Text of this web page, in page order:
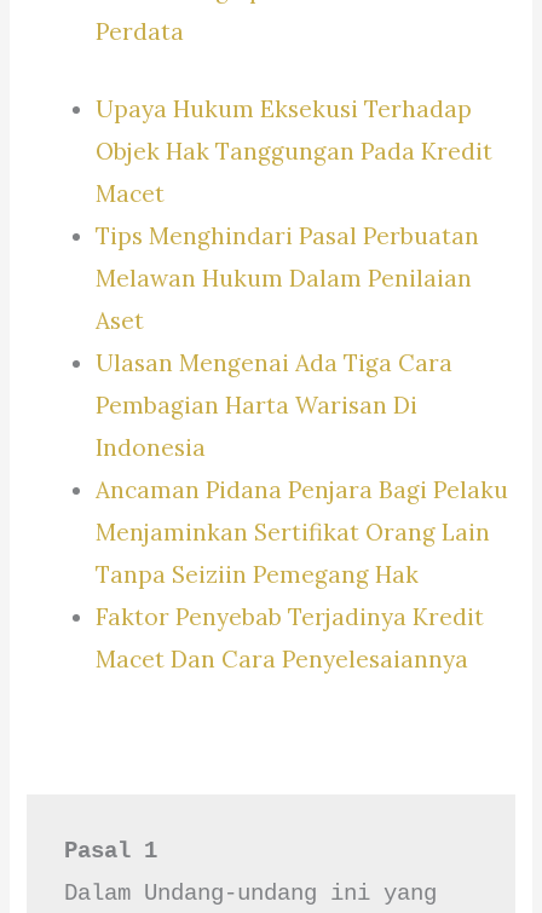
Perdata
Upaya Hukum Eksekusi Terhadap
Objek Hak Tanggungan Pada Kredit
Macet
Tips Menghindari Pasal Perbuatan
Melawan Hukum Dalam Penilaian
Aset
Ulasan Mengenai Ada Tiga Cara
Pembagian Harta Warisan Di
Indonesia
Ancaman Pidana Penjara Bagi Pelaku
Menjaminkan Sertifikat Orang Lain
Tanpa Seiziin Pemegang Hak
Faktor Penyebab Terjadinya Kredit
Macet Dan Cara Penyelesaiannya
Pasal 1
Dalam Undang-undang ini yang